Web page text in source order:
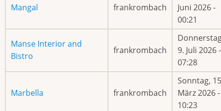
Mangal frankrombach
Juni 2026 -
00:21
Manse Interior and
Bistro
frankrombach
9. Juli 2026 -
07:28
Marbella frankrombach
Sonntag,
März 2026 -
10:23